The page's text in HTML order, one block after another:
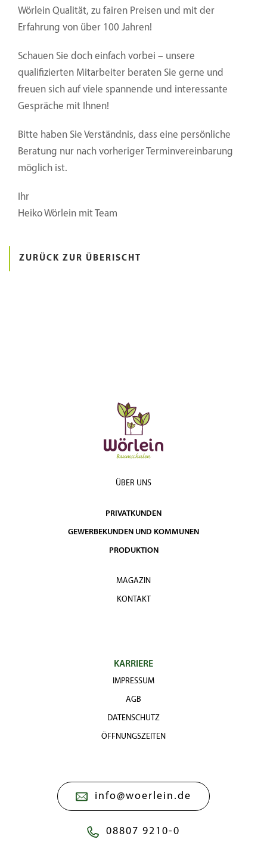
Wörlein Qualität, zu fairen Preisen und mit der
Erfahrung von über 100 Jahren!
Schauen Sie doch einfach vorbei – unsere
qualifizierten Mitarbeiter beraten Sie gerne und
freuen sich auf viele spannende und interessante
Gespräche mit Ihnen!
Bitte haben Sie Verständnis, dass eine persönliche
Beratung nur nach vorheriger Terminvereinbarung
möglich ist.
Ihr
Heiko Wörlein mit Team
ZURÜCK ZUR ÜBERISCHT
ÜBER UNS
PRIVATKUNDEN
GEWERBEKUNDEN UND KOMMUNEN
PRODUKTION
MAGAZIN
KONTAKT
KARRIERE
IMPRESSUM
AGB
DATENSCHUTZ
ÖFFNUNGSZEITEN
info@woerlein.de
08807 9210-0